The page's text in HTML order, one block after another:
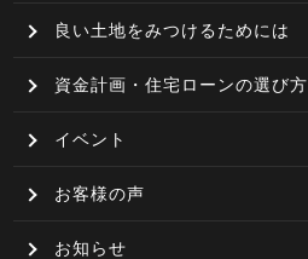
良い土地をみつけるためには
資金計画・住宅ローンの選び方
イベント
お客様の声
お知らせ